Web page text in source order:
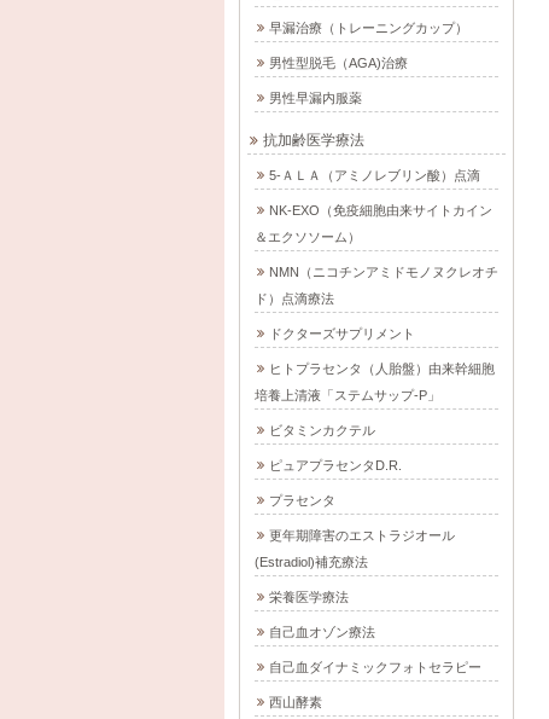
早漏治療（トレーニングカップ）
男性型脱毛（AGA)治療
男性早漏内服薬
抗加齢医学療法
5-ＡＬＡ（アミノレブリン酸）点滴
NK-EXO（免疫細胞由来サイトカイン
＆エクソソーム）
NMN（ニコチンアミドモノヌクレオチ
ド）点滴療法
ドクターズサプリメント
ヒトプラセンタ（人胎盤）由来幹細胞
培養上清液「ステムサップ-P」
ビタミンカクテル
ピュアプラセンタD.R.
プラセンタ
更年期障害のエストラジオール
(Estradiol)補充療法
栄養医学療法
自己血オゾン療法
自己血ダイナミックフォトセラピー
西山酵素